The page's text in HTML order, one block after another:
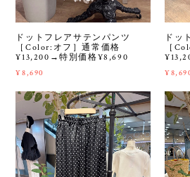
ドットフレアサテンパンツ
［Color:オフ］通常価格
¥13,200→特別価格¥8,690
¥8,690
ドッ
［